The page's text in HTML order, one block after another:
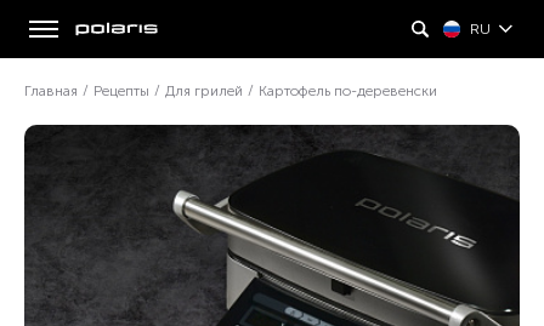
RU
Главная / Рецепты / Для грилей / Картофель по-деревенски